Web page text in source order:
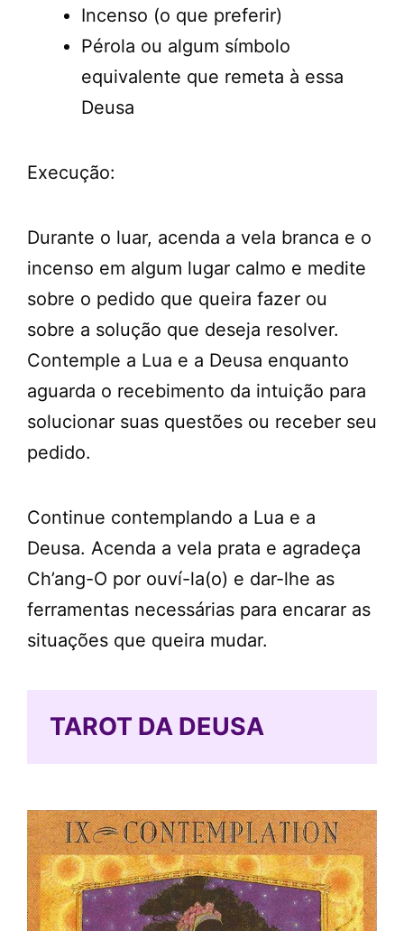
Incenso (o que preferir)
Pérola ou algum símbolo
equivalente que remeta à essa
Deusa
Execução:
Durante o luar, acenda a vela branca e o
incenso em algum lugar calmo e medite
sobre o pedido que queira fazer ou
sobre a solução que deseja resolver.
Contemple a Lua e a Deusa enquanto
aguarda o recebimento da intuição para
solucionar suas questões ou receber seu
pedido.
Continue contemplando a Lua e a
Deusa. Acenda a vela prata e agradeça
Ch’ang-O por ouví-la(o) e dar-lhe as
ferramentas necessárias para encarar as
situações que queira mudar.
TAROT DA DEUSA